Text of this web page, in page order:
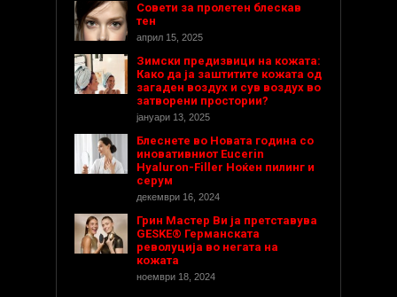
Совети за пролетен блескав
тен
април 15, 2025
Зимски предизвици на кожата:
Како да ја заштитите кожата од
загаден воздух и сув воздух во
затворени простории?
јануари 13, 2025
Блеснете во Новата година со
иновативниот Eucerin
Hyaluron-Filler Ноќен пилинг и
серум
декември 16, 2024
Грин Мастер Ви ја претставува
GESKE® Германската
револуција во негата на
кожата
ноември 18, 2024